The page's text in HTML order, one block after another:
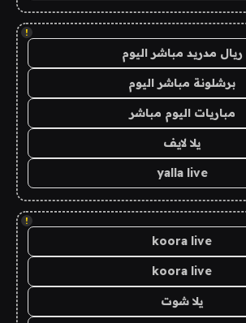
!
ريال مدريد مباشر اليوم
برشلونة مباشر اليوم
مباريات اليوم مباشر
يلا لايف
yalla live
!
koora live
koora live
يلا شوت